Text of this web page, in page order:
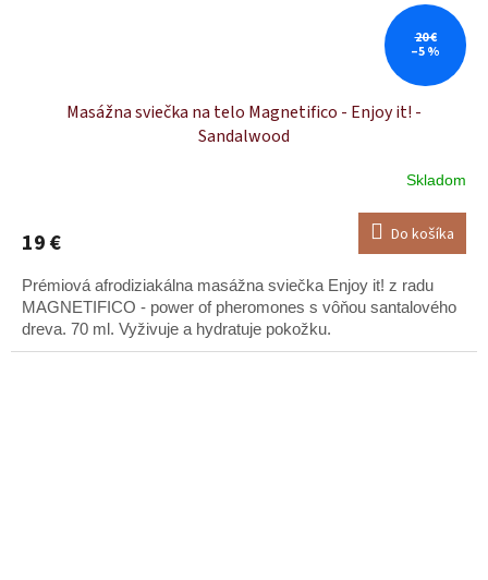
20 €
–5 %
Masážna sviečka na telo Magnetifico - Enjoy it! -
Sandalwood
Skladom
19 € Do košíka
Prémiová afrodiziakálna masážna sviečka Enjoy it! z radu
MAGNETIFICO - power of pheromones s vôňou santalového
dreva. 70 ml. Vyživuje a hydratuje pokožku.